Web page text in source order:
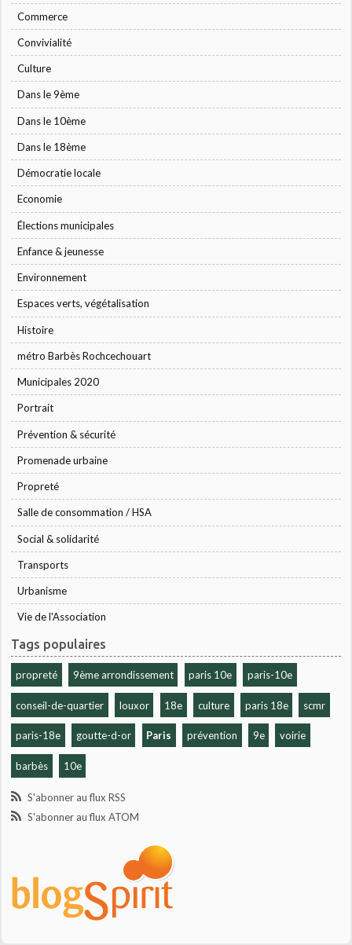
Commerce
Convivialité
Culture
Dans le 9ème
Dans le 10ème
Dans le 18ème
Démocratie locale
Economie
Élections municipales
Enfance & jeunesse
Environnement
Espaces verts, végétalisation
Histoire
métro Barbès Rochcechouart
Municipales 2020
Portrait
Prévention & sécurité
Promenade urbaine
Propreté
Salle de consommation / HSA
Social & solidarité
Transports
Urbanisme
Vie de l'Association
Tags populaires
propreté 9ème arrondissement paris 10e paris-10e
conseil-de-quartier louxor 18e culture paris 18e scmr
paris-18e goutte-d-or Paris prévention 9e voirie
barbès 10e
S'abonner au flux RSS
S'abonner au flux ATOM